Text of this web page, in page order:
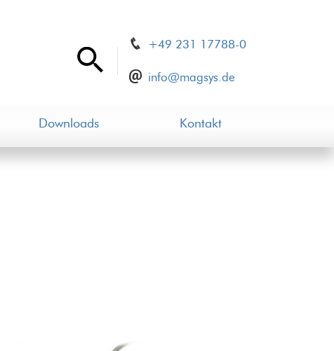
+49 231 17788-0
info@magsys.de
Downloads Kontakt